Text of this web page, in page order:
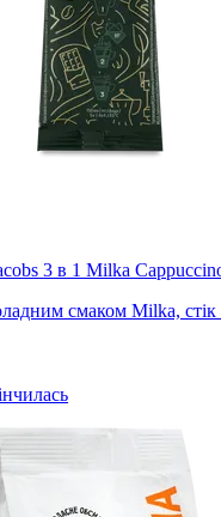
3 в 1 Milka
смаком Milka, стік